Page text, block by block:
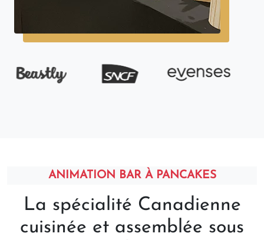
ANIMATION BAR À PANCAKES
La spécialité Canadienne
cuisinée et assemblée sous